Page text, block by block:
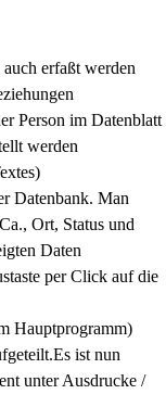
erfaßt werden
Person im Datenblatt
werden
Datenbank. Man
Ort, Status und
Daten
per Click auf die
Hauptprogramm)
ist nun
unter Ausdrucke /